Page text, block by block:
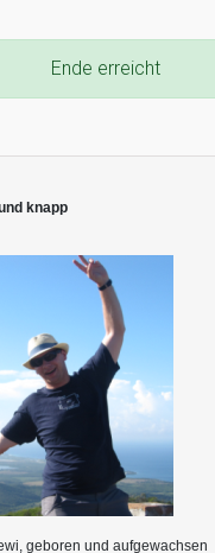
Ende erreicht
knapp
geboren und aufgewachsen